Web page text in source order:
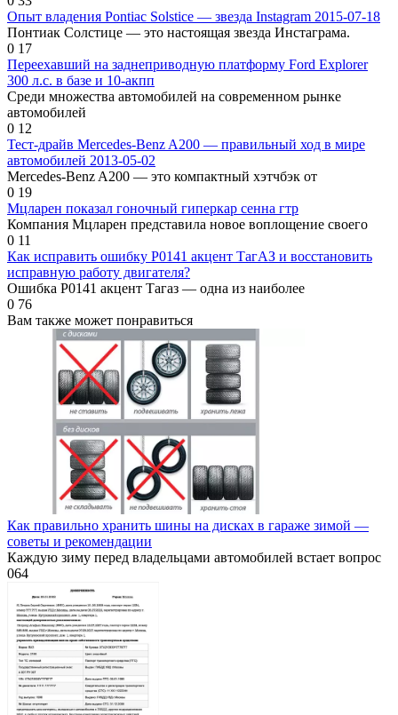
Опыт владения Pontiac Solstice — звезда Instagram 2015-07-18
Понтиак Солстице — это настоящая звезда Инстаграма.
0 17
Переехавший на заднеприводную платформу Ford Explorer
300 л.с. в базе и 10-акпп
Среди множества автомобилей на современном рынке
автомобилей
0 12
Тест-драйв Mercedes-Benz A200 — правильный ход в мире
автомобилей 2013-05-02
Mercedes-Benz A200 — это компактный хэтчбэк от
0 19
Мцларен показал гоночный гиперкар сенна гтр
Компания Мцларен представила новое воплощение своего
0 11
Как исправить ошибку P0141 акцент ТагАЗ и восстановить
исправную работу двигателя?
Ошибка P0141 акцент Тагаз — одна из наиболее
0 76
Вам также может понравиться
Как правильно хранить шины на дисках в гараже зимой —
советы и рекомендации
Каждую зиму перед владельцами автомобилей встает вопрос
064